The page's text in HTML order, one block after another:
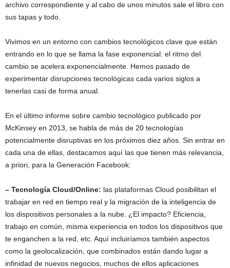
archivo correspondiente y al cabo de unos minutos sale el libro con
sus tapas y todo.
Vivimos en un entorno con cambios tecnológicos clave que están
entrando en lo que se llama la fase exponencial: el ritmo del
cambio se acelera exponencialmente. Hemos pasado de
experimentar disrupciones tecnológicas cada varios siglos a
tenerlas casi de forma anual.
En el último informe sobre cambio tecnológico publicado por
McKinsey en 2013, se habla de más de 20 tecnologías
potencialmente disruptivas en los próximos diez años. Sin entrar en
cada una de ellas, destacamos aquí las que tienen más relevancia,
a priori, para la Generación Facebook:
– Tecnología Cloud/Online: las plataformas Cloud posibilitan el
trabajar en red en tiempo real y la migración de la inteligencia de
los dispositivos personales a la nube. ¿El impacto? Eficiencia,
trabajo en común, misma experiencia en todos los dispositivos que
te enganchen a la red, etc. Aquí incluiríamos también aspectos
como la geolocalización, que combinados están dando lugar a
infinidad de nuevos negocios, muchos de ellos aplicaciones